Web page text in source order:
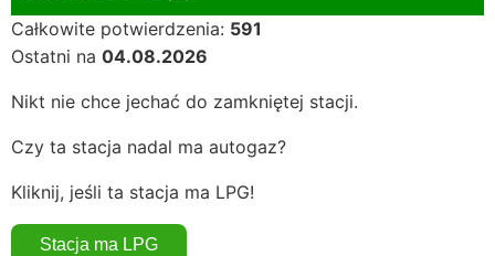
Całkowite potwierdzenia: 591
Ostatni na 04.08.2026
Nikt nie chce jechać do zamkniętej stacji.
Czy ta stacja nadal ma autogaz?
Kliknij, jeśli ta stacja ma LPG!